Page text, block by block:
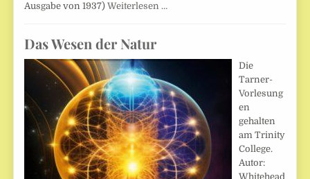
Ausgabe von 1937)Weiterlesen …
Das Wesen der Natur
Die
Tarner-
Vorlesung
en
gehalten
am Trinity
College.
Autor:
Whitehead